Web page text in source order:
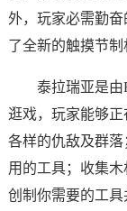
外，玩家必需勤
了全新的触摸节制
泰拉瑞亚是由
逛戏，玩家能够
各样的仇敌及群
用的工具；收集
创制你需要的工具